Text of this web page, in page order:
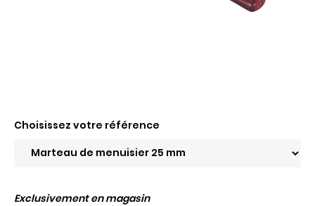
Choisissez votre référence
Exclusivement en magasin